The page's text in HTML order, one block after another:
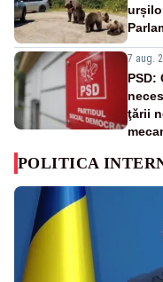
7 aug.
PSD:
ţării
POLITICA